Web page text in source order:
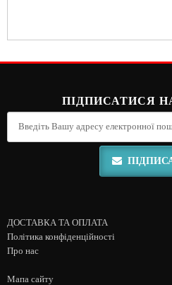
ПІДПИСАТИСЯ
ДОСТАВКА ТА ОПЛАТА
Політика конфіденційності
Про нас
Мапа сайту